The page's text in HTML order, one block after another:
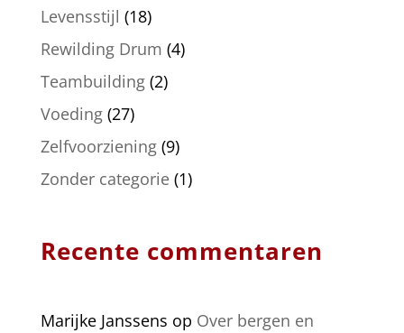
Levensstijl (18)
Rewilding Drum (4)
Teambuilding(2)
Voeding(27)
Zelfvoorziening(9)
Zonder categorie(1)
Recente commentaren
Marijke Janssens op Over bergen en